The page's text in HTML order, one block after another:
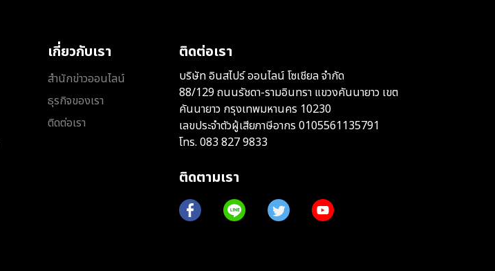
เกี่ยวกับเรา
สำนักข่าวออนไลน์
ธุรกิจของเรา
ติดต่อเรา
ติดต่อเรา
บริษัท อินสไปร์ ออนไลน์ โซเชียล จำกัด
88/129 ถนนรัชดา-รามอินทรา แขวงคันนายาว เขต
คันนายาว กรุงเทพมหานคร 10230
เลขประจำตัวผู้เสียภาษีอากร 0105561135791
โทร. 083 827 9833
ติดตามเรา